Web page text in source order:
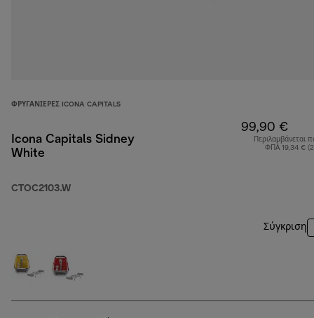
ΦΡΥΓΑΝΙΈΡΕΣ ICONA CAPITALS
Icona Capitals Sidney
White
CTOC2103.W
99,90 €
Περιλαμβάνεται
ΦΠΑ 19,34 €
Σύγκριση